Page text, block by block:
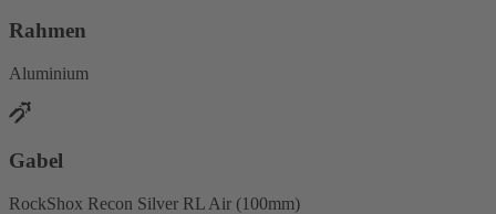
Rahmen
Aluminium
Gabel
RockShox Recon Silver RL Air (100mm)